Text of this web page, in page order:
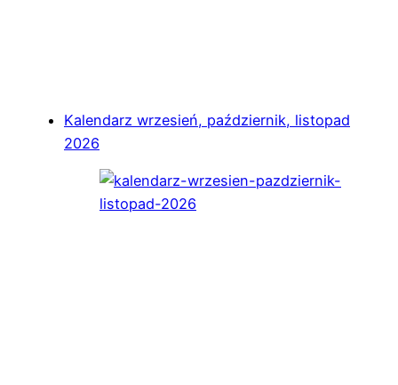
Kalendarz wrzesień, październik, listopad
2026